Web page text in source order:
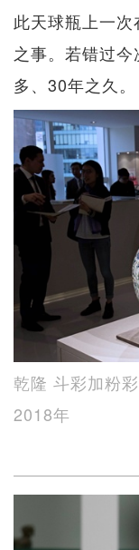
此天球瓶上一
之事。若错过
多、30年之久。
乾隆 斗彩加粉
2018年